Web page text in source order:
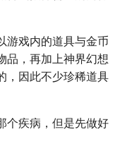
游戏内的道具与金币
品，再加上神界幻想
，因此不少珍稀道具
个疾病，但是先做好